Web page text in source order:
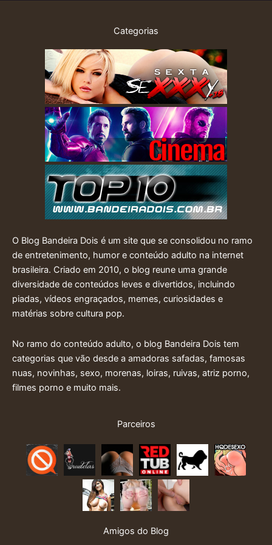
Categorias
O Blog Bandeira Dois é um site que se consolidou no ramo
de entretenimento, humor e conteúdo adulto na internet
brasileira. Criado em 2010, o blog reune uma grande
diversidade de conteúdos leves e divertidos, incluindo
piadas, vídeos engraçados, memes, curiosidades e
matérias sobre cultura pop.
No ramo do conteúdo adulto, o blog Bandeira Dois tem
categorias que vão desde a amadoras safadas, famosas
nuas, novinhas, sexo, morenas, loiras, ruivas, atriz porno,
filmes porno e muito mais.
Parceiros
Amigos do Blog